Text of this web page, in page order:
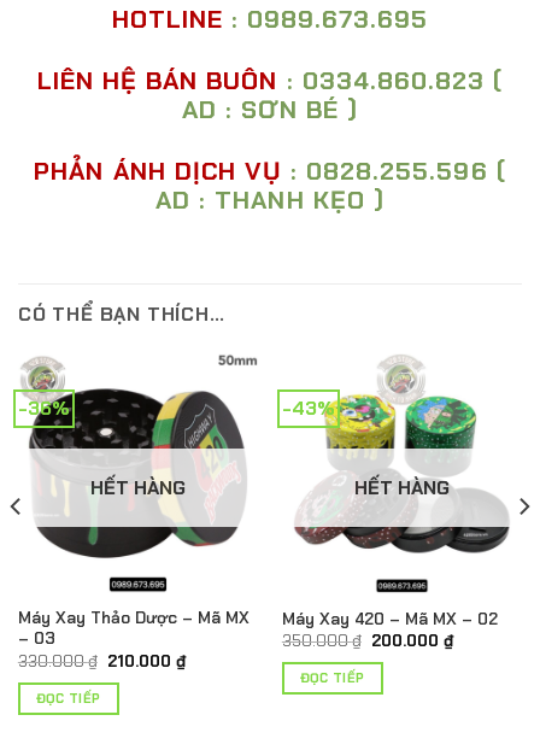
HOTLINE : 0989.673.695
LIÊN HỆ BÁN BUÔN : 0334.860.823 (
AD : SƠN BÉ )
PHẢN ÁNH DỊCH VỤ : 0828.255.596 (
AD : THANH KẸO )
CÓ THỂ BẠN THÍCH…
-36%
HẾT HÀNG
Máy Xay Thảo Dược – Mã MX
– 03
330.000₫ Giá
là:
210.000 ₫Giá
hiện
ĐỌC TIẾP
-43%
HẾT HÀNG
Máy Xay 420 – Mã MX – 02
350.000₫ Giá
là:
200.000 ₫Giá
hiện
ĐỌC TIẾP